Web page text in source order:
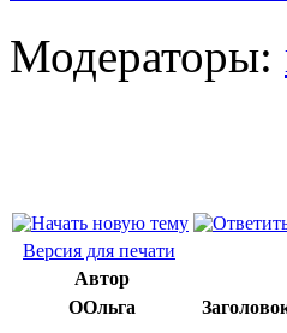
Модераторы:
Версия для печати
Автор
ООльга